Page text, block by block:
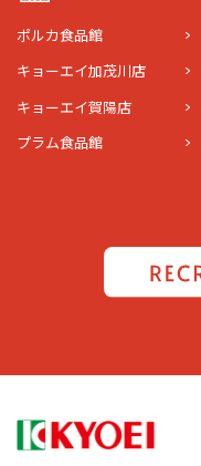
ポルカ食品館
キョーエイ加茂川店
キョーエイ賀陽店
プラム食品館